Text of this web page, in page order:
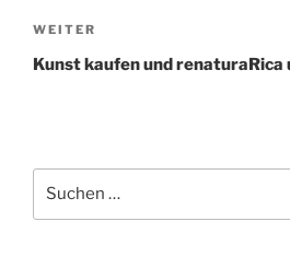
Nächster
Beitrag
WEITER
Kunst kaufen und
nach: